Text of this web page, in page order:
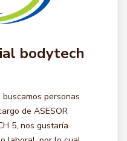
bodytech
personas
de ASESOR
5, nos gustaría